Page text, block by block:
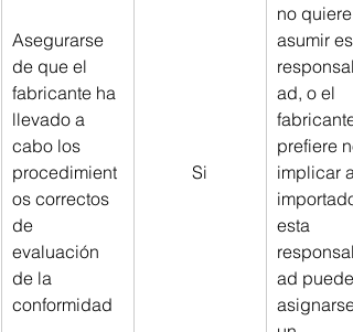
Asegurarse
de que el
fabricante ha
llevado a
cabo los
procedimient
os correctos
de
evaluación
de la
conformidad
Si
no quiere
asumir
ad, o el
fabricante
prefiere
implicar al
esta
ad puede
asignarse